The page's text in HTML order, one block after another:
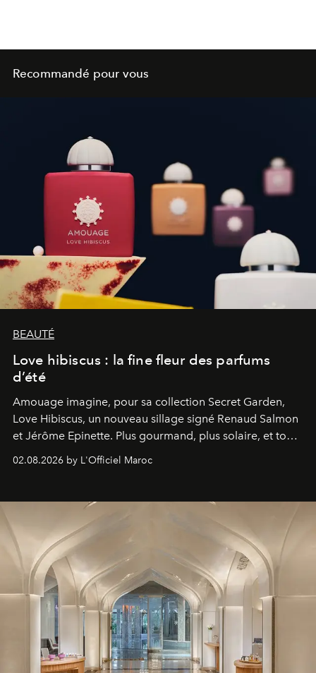
Recommandé pour vous
BEAUTÉ
Love hibiscus : la fine fleur des parfums
d’été
Amouage imagine, pour sa collection Secret Garden,
Love Hibiscus, un nouveau sillage signé Renaud Salmon
et Jérôme Epinette. Plus gourmand, plus solaire, et tout
à fait irrésistible.
02.08.2026 by L'Officiel Maroc